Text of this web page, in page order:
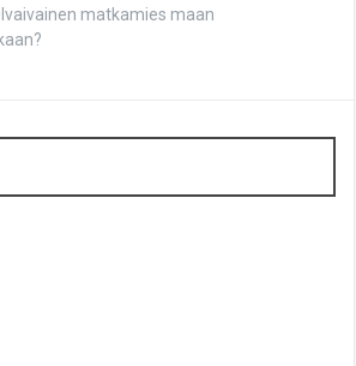
matkamies maan